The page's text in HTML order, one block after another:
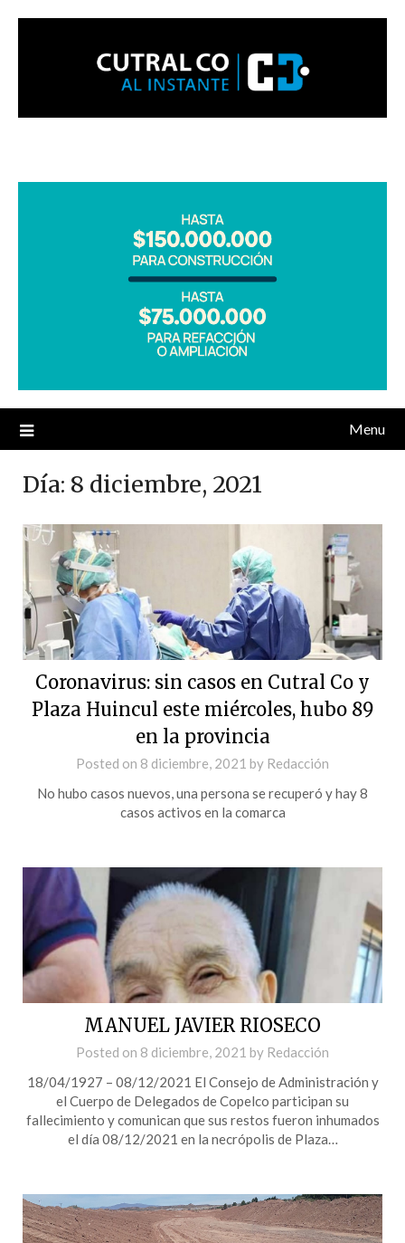
Menu
Día: 8 diciembre, 2021
Coronavirus: sin casos en Cutral Co y
Plaza Huincul este miércoles, hubo 89
en la provincia
Posted on 8 diciembre, 2021 by Redacción
No hubo casos nuevos, una persona se recuperó y hay 8
casos activos en la comarca
MANUEL JAVIER RIOSECO
Posted on 8 diciembre, 2021 by Redacción
18/04/1927 – 08/12/2021 El Consejo de Administración y
el Cuerpo de Delegados de Copelco participan su
fallecimiento y comunican que sus restos fueron inhumados
el día 08/12/2021 en la necrópolis de Plaza…